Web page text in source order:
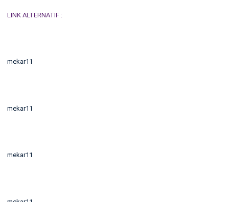
LINK ALTERNATIF :
mekar11
mekar11
mekar11